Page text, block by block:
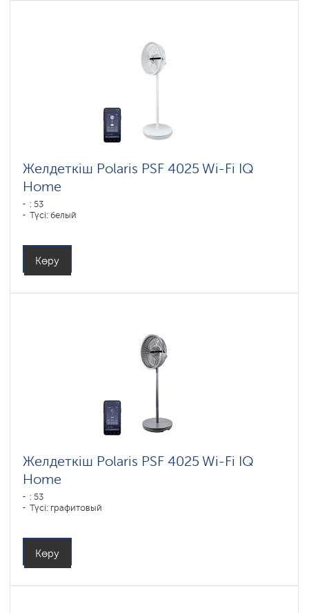
Желдеткіш Polaris PSF 4025 Wi-Fi IQ
Home
: 53
Түсі: белый
Көру
Желдеткіш Polaris PSF 4025 Wi-Fi IQ
Home
: 53
Түсі: графитовый
Көру